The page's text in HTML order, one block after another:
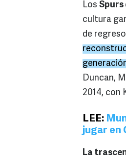
Los Spurs
cultura
de
Duncan,
2014, con
LEE:
jugar en
La